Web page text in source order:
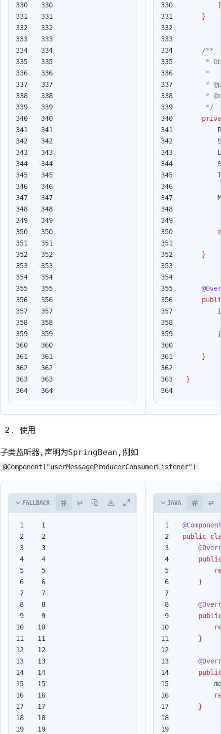
330
331
332
333
334
335
336
337
338
339
340
341
342
343
344
345
346
347
348
349
350
351
352
353
354
355
356
357
358
359
360
361
362
363
364
330
333
334
335
336
337
338
339
340
343
344
345
346
347
348
349
350
353
354
355
356
357
358
359
360
363
364
330
331
332
333
334
335
336
337
338
339
340
341
342
343
344
345
346
347
348
349
350
351
352
353
354
355
356
357
358
359
360
361
362
363
364
}
}
     */
T
}
}
}
}
使用
子类监听器,声明为SpringBean,例如
@Component("userMessageProducerConsumerListener")
FALLBACK
1
2
3
4
5
6
7
8
9
10
11
12
13
14
15
16
17
18
19
3
4
5
6
7
8
9
10
13
14
15
16
17
18
19
JAVA
1
2
3
4
5
6
7
8
9
10
11
12
13
14
15
16
17
18
19
public
}
}
}